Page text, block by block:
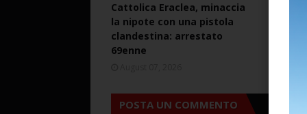
Cattolica Eraclea, minaccia
la nipote con una pistola
clandestina: arrestato
69enne
POSTA UN COMMENTO